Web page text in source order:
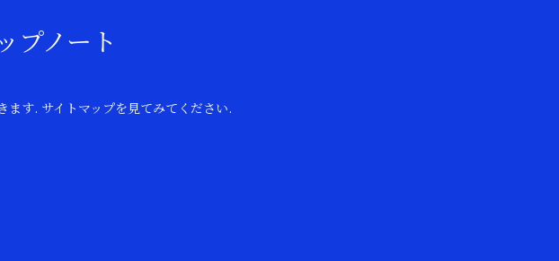
プノート
す. サイトマップを見てみてください.